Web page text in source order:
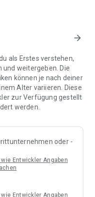
erstellen und
ein und erledigt den
Importiere
sie
Freunden
arrow_forward
als Erstes verstehen,
und weitergeben. Die
können je nach deiner
Alter variieren. Diese
zur Verfügung gestellt
werden.
oder -
Entwickler Angaben
Entwickler Angaben